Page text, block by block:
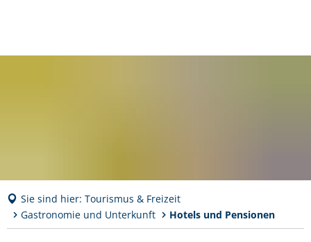
Sie sind hier: Tourismus & Freizeit
Gastronomie und Unterkunft
Hotels und Pensionen